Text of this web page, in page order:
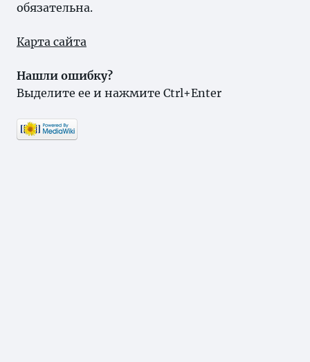
обязательна.
Карта сайта
Нашли ошибку?
Выделите ее и нажмите Ctrl+Enter